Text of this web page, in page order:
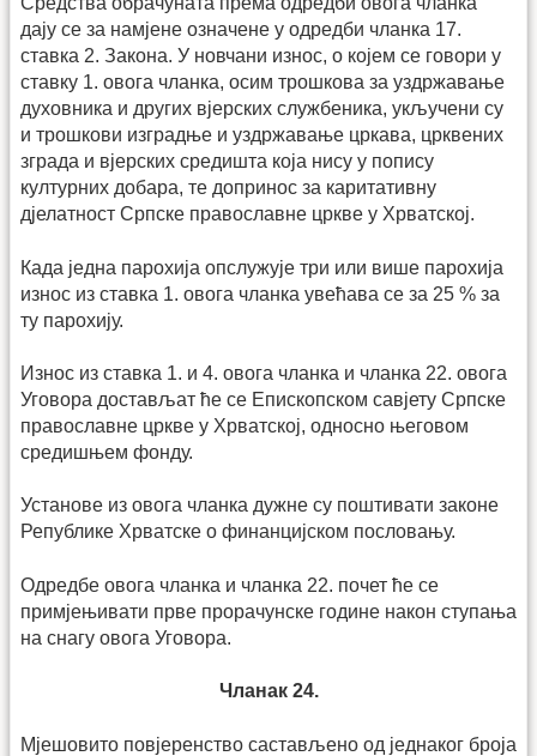
дају се за намјене означене у одредби чланка 17.
ставка 2. Закона. У новчани износ, о којем се говори у
ставку 1. овога чланка, осим трошкова за уздржавање
духовника и других вјерских службеника, укључени су
и трошкови изградње и уздржавање цркава, црквених
зграда и вјерских средишта која нису у попису
културних добара, те допринос за каритативну
дјелатност Српске православне цркве у Хрватској.
Када једна парохија опслужује три или више парохија
износ из ставка 1. овога чланка увећава се за 25 % за
ту парохију.
Износ из ставка 1. и 4. овога чланка и чланка 22. овога
Уговора достављат ће се Епископском савјету Српске
православне цркве у Хрватској, односно његовом
средишњем фонду.
Установе из овога чланка дужне су поштивати законе
Репуб­лике Хрватске о финанцијском пословању.
Одредбе овога чланка и чланка 22. почет ће се
примјењивати прве прорачунске године након ступања
на снагу овога Уговора.
Чланак 24.
Мјешовито повјеренство састављено од једнаког броја